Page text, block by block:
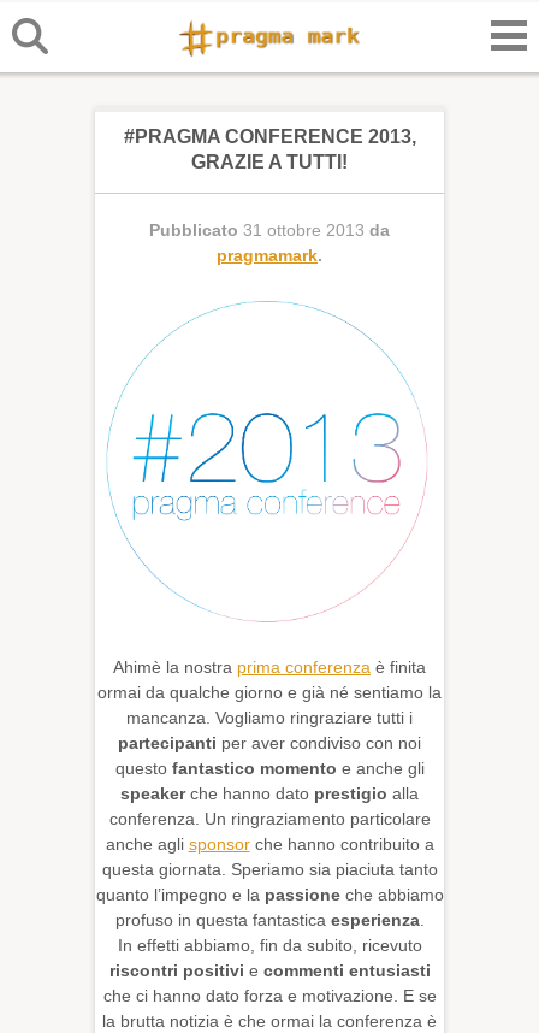
#PRAGMA CONFERENCE 2013,
GRAZIE A TUTTI!
Pubblicato 31 ottobre 2013 da
pragmamark.
Ahimè la nostra prima conferenza è finita
ormai da qualche giorno e già né sentiamo la
mancanza. Vogliamo ringraziare tutti i
partecipanti per aver condiviso con noi
questo fantastico momento e anche gli
speakerche hanno dato prestigio alla
conferenza. Un ringraziamento particolare
anche agli sponsorche hanno contribuito a
questa giornata. Speriamo sia piaciuta tanto
quanto l’impegno e la passioneche abbiamo
profuso in questa fantastica esperienza.
In effetti abbiamo, fin da subito, ricevuto
riscontri positivi e commenti entusiasti
che ci hanno dato forza e motivazione. E se
la brutta notizia è che ormai la conferenza è